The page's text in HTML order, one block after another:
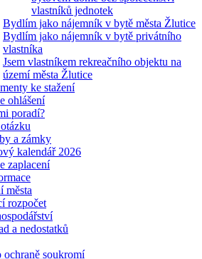
vlastníků jednotek
Bydlím jako nájemník v bytě města Žlutice
Bydlím jako nájemník v bytě privátního
vlastníka
Jsem vlastníkem rekreačního objektu na
území města Žlutice
ke stažení
ohlášení
poradí?
a zámky
kalendář 2026
zaplacení
města
rozpočet
a nedostatků
ochraně soukromí